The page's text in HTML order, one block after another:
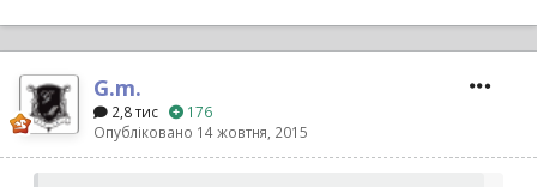
G.m.
2,8 тис
176
Опубліковано 14 жовтня, 2015